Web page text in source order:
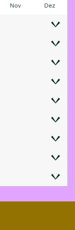
Nov Dez